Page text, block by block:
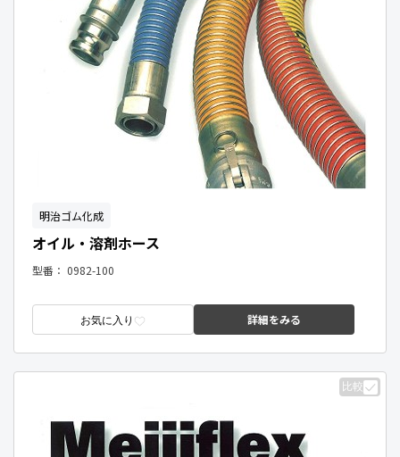
明治ゴム化成
オイル・溶剤ホース
型番： 0982-100
お気に入り 詳細をみる
比較